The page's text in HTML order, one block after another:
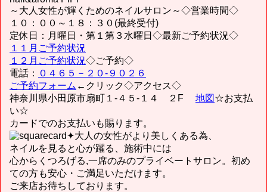
～大人女性が輝くためのネイルサロン～◇営業時間◇
１０：００～１８：３０(最終受付)
定休日：月曜日・第１第３水曜日◇最新ご予約状況◇
１１月ご予約状況
１２月ご予約状況◇ご予約◇
電話： ０４６５－２０-９０２６
ご予約フォーム ←クリック◇アクセス◇
神奈川県小田原市扇町１-４５-１４ ２F 地図 ☆お支払
い☆
カードでのお支払いも賜ります。
✦大人の女性がより美しくある為、
ネイルを見ると心が躍る、施術中には
心からくつろげる,一席のみのプライベートサロン。初め
ての方も安心・ご満足いただけます。
ご来店お待ちしております。